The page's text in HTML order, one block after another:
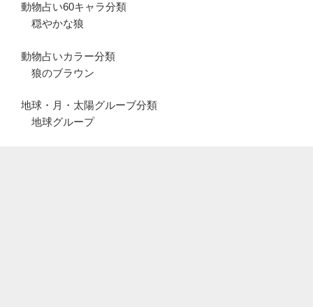
動物占い60キャラ分類
穏やかな狼
動物占いカラー分類
狼のブラウン
地球・月・太陽グルーブ分類
地球グループ